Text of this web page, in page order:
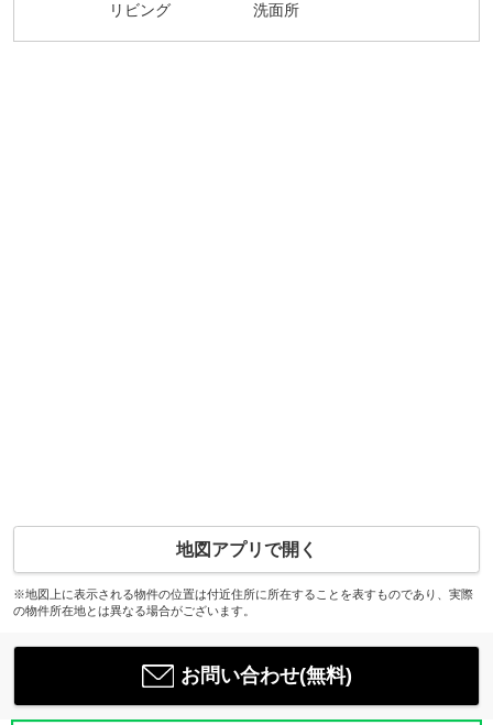
リビング 洗面所
地図アプリで開く
※地図上に表示される物件の位置は付近住所に所在することを表すものであり、実際
の物件所在地とは異なる場合がございます。
お問い合わせ(無料)